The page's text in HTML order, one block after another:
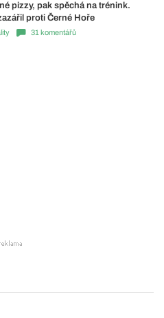
pizzy, pak spěchá na trénink.
proti Černé Hoře
31 komentářů